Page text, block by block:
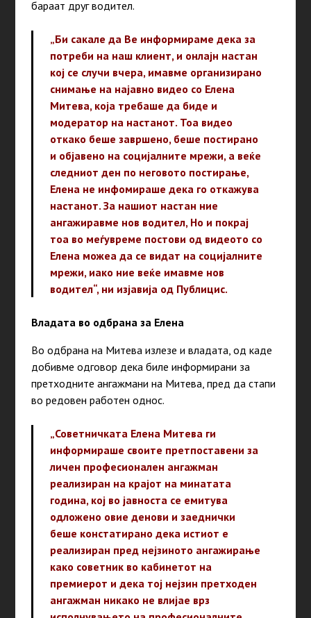
бараат друг водител.
„Би сакале да Ве информираме дека за
потреби на наш клиент, и онлајн настан
кој се случи вчера, имавме организирано
снимање на најавно видео со Елена
Митева, која требаше да биде и
модератор на настанот. Тоа видео
откако беше завршено, беше постирано
и објавено на социјалните мрежи, а веќе
следниот ден по неговото постирање,
Елена не инфомираше дека го откажува
настанот. За нашиот настан ние
ангажиравме нов водител, Но и покрај
тоа во меѓувреме постови од видеото со
Елена можеа да се видат на социјалните
мрежи, иако ние веќе имавме нов
водител“, ни изјавија од Публицис.
Владата во одбрана за Елена
Во одбрана на Митева излезе и владата, од каде
добивме одговор дека биле информирани за
претходните ангажмани на Митева, пред да стапи
во редовен работен однос.
„Советничката Елена Митева ги
информираше своите претпоставени за
личен професионален ангажман
реализиран на крајот на минатата
година, кој во јавноста се емитува
одложено овие денови и заеднички
беше констатирано дека истиот е
реализиран пред нејзиното ангажирање
како советник во кабинетот на
премиерот и дека тој нејзин претходен
ангажман никако не влијае врз